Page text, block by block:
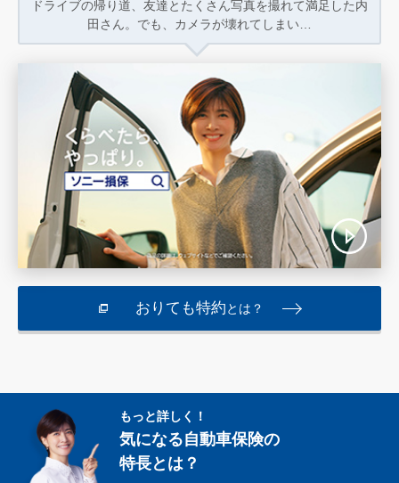
ドライブの帰り道、友達と たくさん写真を撮れて満足した内
田さん。 でも、カメラが壊れてしまい…
おりても特約 とは？
もっと詳しく！
気になる自動車保険の
特長とは？